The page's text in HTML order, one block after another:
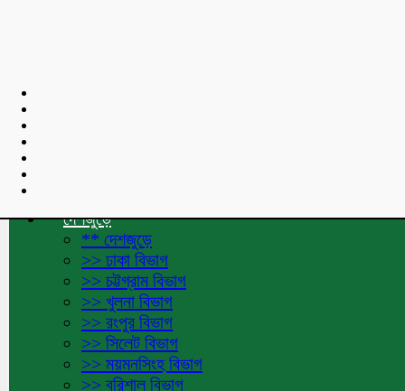
শুভেচ্ছা বার্তা :
Toggle navigation
দেশজুড়ে
** দেশজুড়ে
>> ঢাকা বিভাগ
>> চট্টগ্রাম বিভাগ
>> খুলনা বিভাগ
>> রংপুর বিভাগ
>> সিলেট বিভাগ
>> ময়মনসিংহ বিভাগ
>> বরিশাল বিভাগ